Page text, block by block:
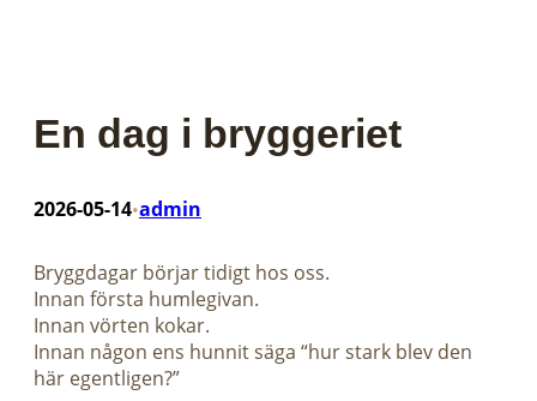
En dag i bryggeriet
2026-05-14•admin
Bryggdagar börjar tidigt hos oss.
Innan första humlegivan.
Innan vörten kokar.
Innan någon ens hunnit säga “hur stark blev den
här egentligen?”